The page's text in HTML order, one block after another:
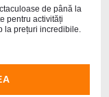
de până la
pentru activități
la prețuri incredibile.